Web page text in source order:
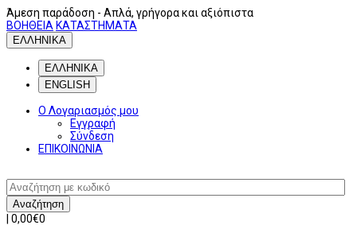
Άμεση παράδοση - Απλά, γρήγορα και αξιόπιστα
ΒΟΗΘΕΙΑ ΚΑΤΑΣΤΗΜΑΤΑ
ΕΛΛΗΝΙΚΑ
ΕΛΛΗΝΙΚΑ
ENGLISH
Ο Λογαριασμός μου
Εγγραφή
Σύνδεση
ΕΠΙΚΟΙΝΩΝΙΑ
Αναζήτηση
0,00€0